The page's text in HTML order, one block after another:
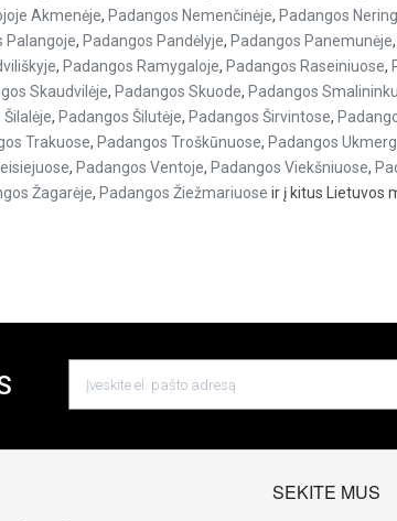
Akmenėje, Padangos Nemenčinėje, Padangos
Palangoje, Padangos Pandėlyje, Padangos Panemunėje,
, Padangos Ramygaloje, Padangos Raseiniuose,
Skaudvilėje, Padangos Skuode, Padangos
, Padangos Šilutėje, Padangos Širvintose,
Trakuose, Padangos Troškūnuose, Padangos
, Padangos Ventoje, Padangos Viekšniuose,
Žagarėje, Padangos Žiežmariuose ir į kitus Lietuvos
SEKITE MUS